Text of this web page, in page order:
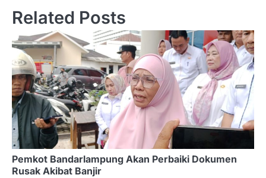
Related Posts
Pemkot Bandarlampung Akan Perbaiki Dokumen
Rusak Akibat Banjir